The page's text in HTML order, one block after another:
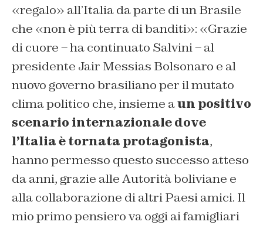
«regalo» all’Italia da parte di un Brasile
che «non è più terra di banditi»: «Grazie
di cuore – ha continuato Salvini – al
presidente Jair Messias Bolsonaro e al
nuovo governo brasiliano per il mutato
clima politico che, insieme aun positivo
scenario internazionale dove
l’Italia è tornata protagonista,
hanno permesso questo successo atteso
da anni, grazie alle Autorità boliviane e
alla collaborazione di altri Paesi amici. Il
mio primo pensiero va oggi ai famigliari